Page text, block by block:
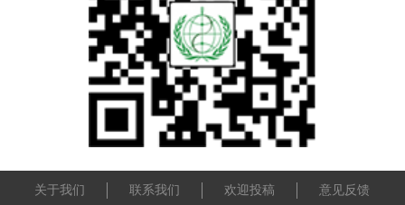
关于我们 联系我们 欢迎投稿 意见反馈